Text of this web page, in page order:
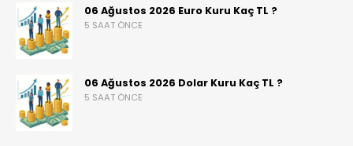
06 Ağustos 2026 Euro Kuru Kaç TL ?
5 SAAT ÖNCE
06 Ağustos 2026 Dolar Kuru Kaç TL ?
5 SAAT ÖNCE